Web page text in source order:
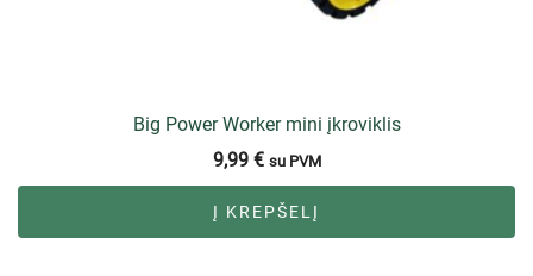
Big Power Worker mini įkroviklis
9,99 € su PVM
Į KREPŠELĮ